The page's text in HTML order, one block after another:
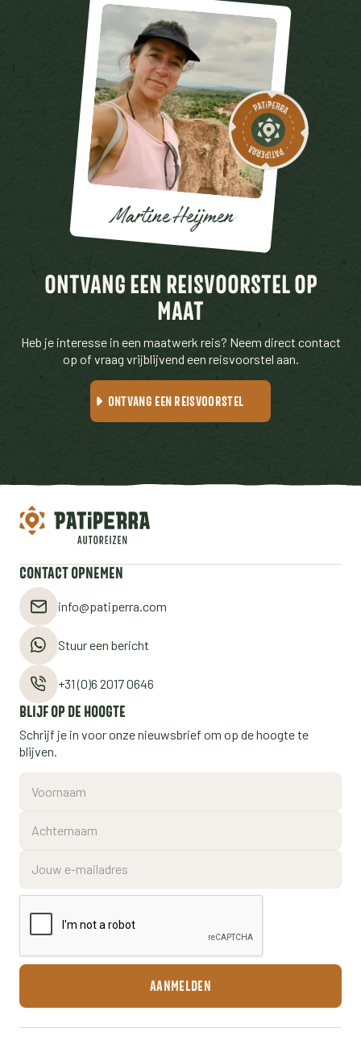
Martine Heijmen
ONTVANG EEN REISVOORSTEL OP
MAAT
Heb je interesse in een maatwerk reis? Neem direct contact
op of vraag vrijblijvend een reisvoorstel aan.
ONTVANG EEN REISVOORSTEL
CONTACT OPNEMEN
info@patiperra.com
Stuur een bericht
+31 (0)6 2017 0646
BLIJF OP DE HOOGTE
Schrijf je in voor onze nieuwsbrief om op de hoogte te
blijven.